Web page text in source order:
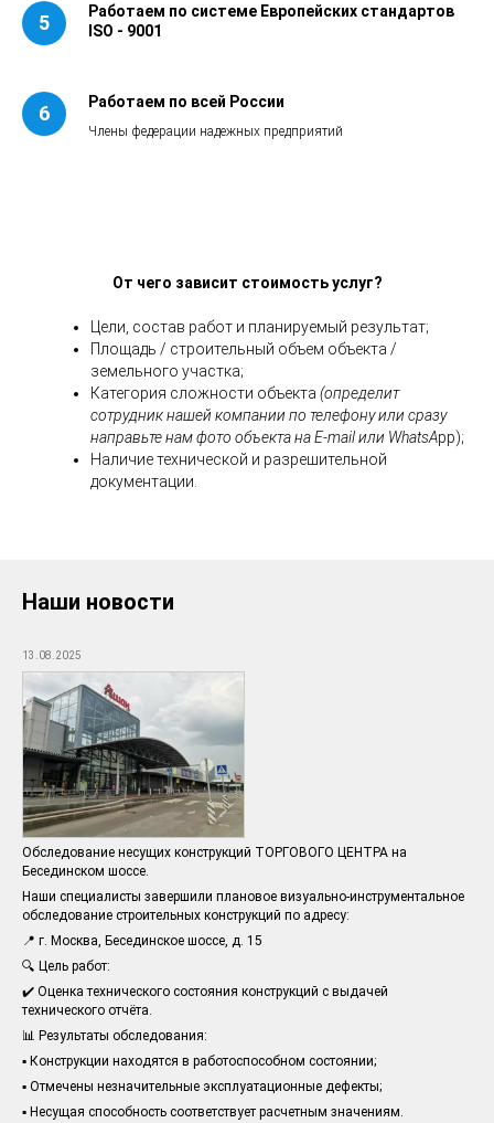
Работаем по системе Европейских стандартов
ISO - 9001
Работаем по всей России
Члены федерации надежных предприятий
От чего зависит стоимость услуг?
Цели, состав работ и планируемый результат;
Площадь / строительный объем объекта /
земельного участка;
Категория сложности объекта (определит
сотрудник нашей компании по телефону или сразу
направьте нам фото объекта на E-mail или WhatsApp);
Наличие технической и разрешительной
документации.
Наши новости
13.08.2025
Обследование несущих конструкций ТОРГОВОГО ЦЕНТРА на
Бесединском шоссе.
Наши специалисты завершили плановое визуально-инструментальное
обследование строительных конструкций по адресу:
📍 г. Москва, Бесединское шоссе, д. 15
🔍 Цель работ:
✔️ Оценка технического состояния конструкций с выдачей
технического отчёта.
📊 Результаты обследования:
▪️ Конструкции находятся в работоспособном состоянии;
▪️ Отмечены незначительные эксплуатационные дефекты;
▪️ Несущая способность соответствует расчетным значениям.